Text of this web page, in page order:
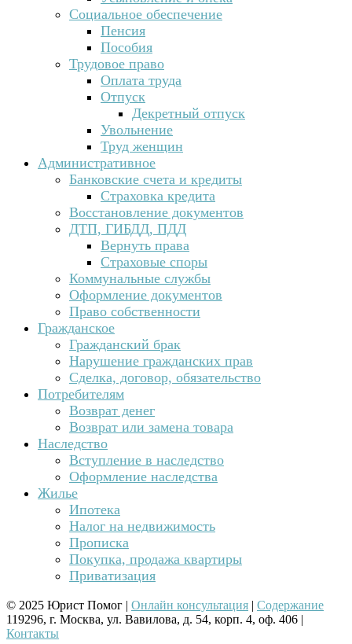
Социальное обеспечение
Пенсия
Пособия
Трудовое право
Оплата труда
Отпуск
Декретный отпуск
Увольнение
Труд женщин
Административное
Банковские счета и кредиты
Страховка кредита
Восстановление документов
ДТП, ГИБДД, ПДД
Вернуть права
Страховые споры
Коммунальные службы
Оформление документов
Право собственности
Гражданское
Гражданский брак
Нарушение гражданских прав
Сделка, договор, обязательство
Потребителям
Возврат денег
Возврат или замена товара
Наследство
Вступление в наследство
Оформление наследства
Жилье
Ипотека
Налог на недвижимость
Прописка
Покупка, продажа квартиры
Приватизация
© 2025 Юрист Помог | Онлайн консультация | Содержание
119296, г. Москва, ул. Вавилова, д. 54, корп. 4, оф. 406 |
Контакты